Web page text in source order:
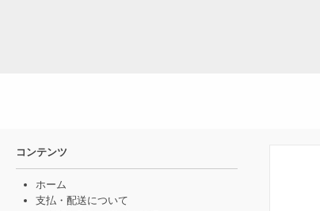
コンテンツ
ホーム
支払・配送について